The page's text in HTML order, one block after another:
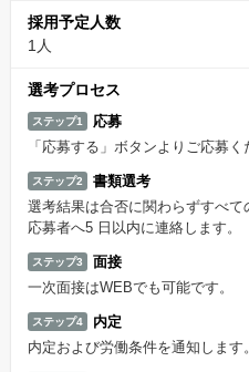
採用予定人数
1人
選考プロセス
ステップ1
応募
「応募する」ボタンよりご応募く
ステップ2
書類選考
選考結果は合否に関わらずすべて
応募者へ5 日以内に連絡します。
ステップ3
面接
一次面接はWEBでも可能です。
ステップ4
内定
内定および労働条件を通知します。